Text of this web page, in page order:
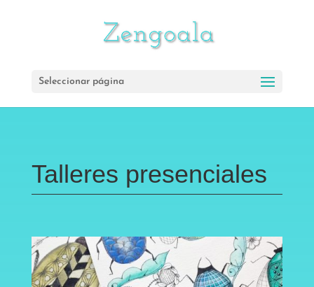
Seleccionar página
Talleres presenciales